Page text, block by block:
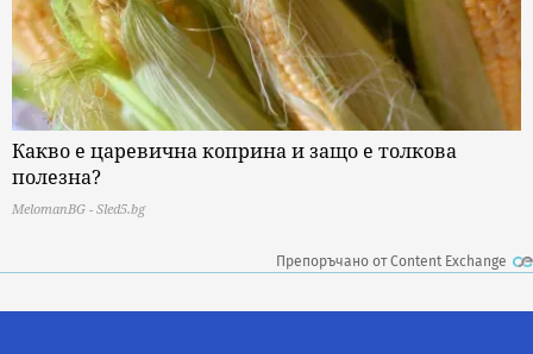
Какво е царевична коприна и защо е толкова
полезна?
MelomanBG - Sled5.bg
Препоръчано от Content Exchange